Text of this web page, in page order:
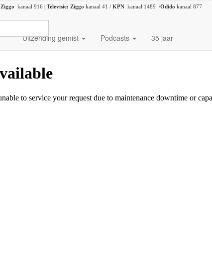
Ziggo kanaal 916 | Televisie: Ziggo kanaal 41 / KPN kanaal 1489 /Odido kanaal 877
Uitzending gemist Podcasts 35 jaar